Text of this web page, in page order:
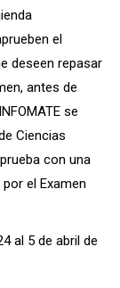
el
deseen repasar
antes de
se
Ciencias
con una
el Examen
al 5 de abril de